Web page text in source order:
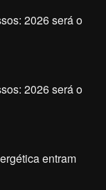
2026 será o
2026 será o
entram